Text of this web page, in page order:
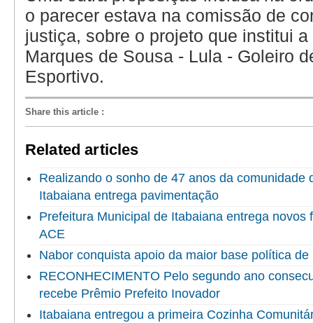
o parecer estava na comissão de
justiça, sobre o projeto que institui
Marques de Sousa - Lula - Goleiro
Esportivo.
Share this article :
Related articles
Realizando o sonho de 47 anos da comunidade
Itabaiana entrega pavimentação
Prefeitura Municipal de Itabaiana entrega novos
ACE
Nabor conquista apoio da maior base política de
RECONHECIMENTO Pelo segundo ano
recebe Prêmio Prefeito Inovador
Itabaiana entregou a primeira Cozinha